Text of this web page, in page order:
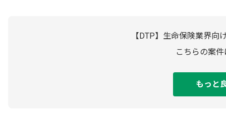
【DTP】生命保険業界
こちらの案
もっと